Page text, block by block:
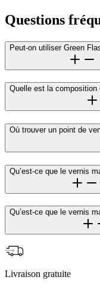
Questions
Peut-on utiliser Green
Quelle est la
Où trouver un point de
Qu’est-ce que le vernis
Qu’est-ce que le vernis
Livraison gratuite